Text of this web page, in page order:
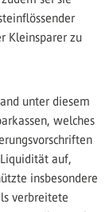
Kleinsparer zu
unter diesem
welches
auf,
insbesondere
verbreitete